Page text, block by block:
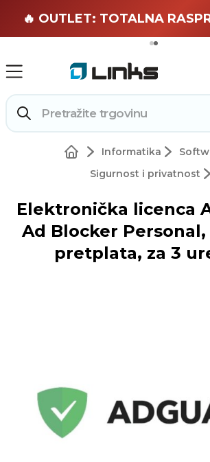
🏄 Zaslužuješ
🔥 OUTLET: TOTALNA
Informatika
Sigurnost i privatnost
Elektronička licenca
Ad Blocker
pretplata, za 3